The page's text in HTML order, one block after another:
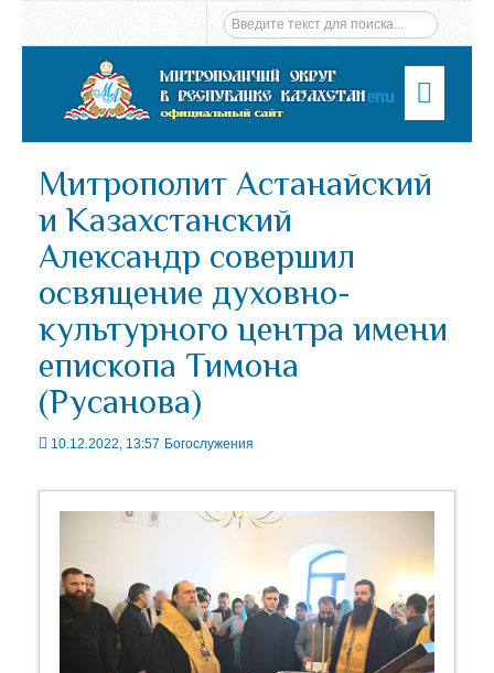
Menu
Митрополит Астанайский
и Казахстанский
Александр совершил
освящение духовно-
культурного центра имени
епископа Тимона
(Русанова)
10.12.2022, 13:57 Богослужения